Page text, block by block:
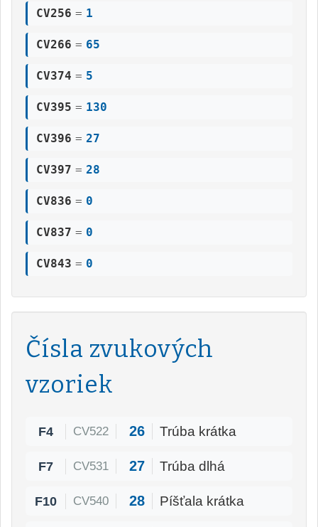
CV256 = 1
CV266 = 65
CV374 = 5
CV395 = 130
CV396 = 27
CV397 = 28
CV836 = 0
CV837 = 0
CV843 = 0
Čísla zvukových
vzoriek
F4 CV522 26 Trúba krátka
F7 CV531 27 Trúba dlhá
F10 CV540 28 Píšťala krátka